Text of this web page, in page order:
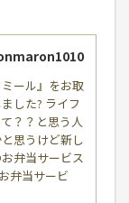
ミール』をお取
した? ライフ
？？と思う人
思うけど新し
弁当サービス
弁当サービ